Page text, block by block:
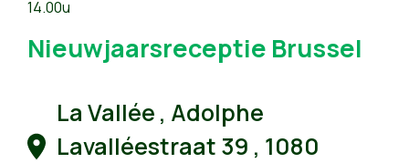
14.00u
Nieuwjaarsreceptie Brussel
La Vallée , Adolphe
Lavalléestraat 39 , 1080